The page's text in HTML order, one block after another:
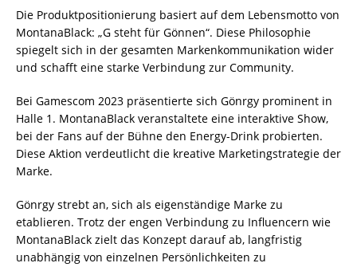
Die Produktpositionierung basiert auf dem Lebensmotto von
MontanaBlack: „G steht für Gönnen“. Diese Philosophie
spiegelt sich in der gesamten Markenkommunikation wider
und schafft eine starke Verbindung zur Community.
Bei Gamescom 2023 präsentierte sich Gönrgy prominent in
Halle 1. MontanaBlack veranstaltete eine interaktive Show,
bei der Fans auf der Bühne den Energy-Drink probierten.
Diese Aktion verdeutlicht die kreative Marketingstrategie der
Marke.
Gönrgy strebt an, sich als eigenständige Marke zu
etablieren. Trotz der engen Verbindung zu Influencern wie
MontanaBlack zielt das Konzept darauf ab, langfristig
unabhängig von einzelnen Persönlichkeiten zu